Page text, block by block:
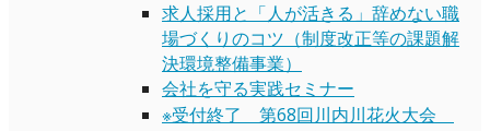
求人採用と「人が活きる」辞めない職
場づくりのコツ（制度改正等の課題解
決環境整備事業）
会社を守る実践セミナー
※受付終了 第68回川内川花火大会